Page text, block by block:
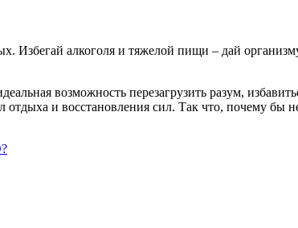
Избегай алкоголя и тяжелой пищи – дай
возможность перезагрузить разум,
и восстановления сил. Так что, почему бы